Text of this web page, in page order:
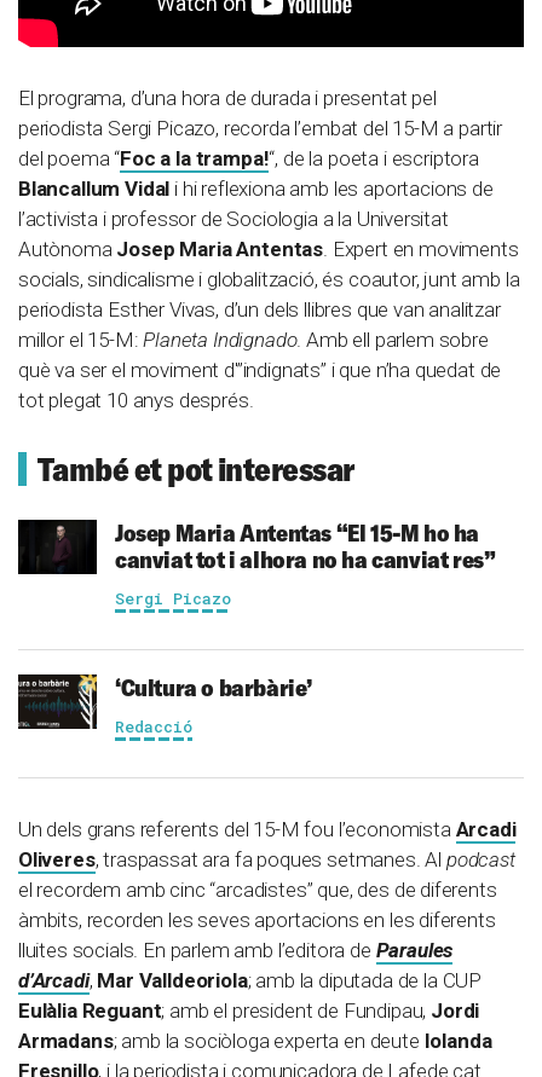
El programa, d’una hora de durada i presentat pel
periodista Sergi Picazo, recorda l’embat del 15-M a partir
del poema “Foc a la trampa!“, de la poeta i escriptora
Blancallum Vidal i hi reflexiona amb les aportacions de
l’activista i professor de Sociologia a la Universitat
Autònoma Josep Maria Antentas. Expert en moviments
socials, sindicalisme i globalització, és coautor, junt amb la
periodista Esther Vivas, d’un dels llibres que van analitzar
millor el 15-M:Planeta Indignado. Amb ell parlem sobre
què va ser el moviment d'”indignats” i que n’ha quedat de
tot plegat 10 anys després.
També et pot interessar
Josep Maria Antentas“El 15-M ho ha
canviat tot i alhora no ha canviat res”
Sergi Picazo
‘Cultura o barbàrie’
Redacció
Un dels grans referents del 15-M fou l’economista Arcadi
Oliveres, traspassat ara fa poques setmanes. Al podcast
el recordem amb cinc “arcadistes” que, des de diferents
àmbits, recorden les seves aportacions en les diferents
lluites socials. En parlem amb l’editora de Paraules
d’Arcadi, Mar Valldeoriola; amb la diputada de la CUP
Eulàlia Reguant; amb el president de Fundipau, Jordi
Armadans; amb la sociòloga experta en deute Iolanda
Fresnillo, i la periodista i comunicadora de Lafede.cat